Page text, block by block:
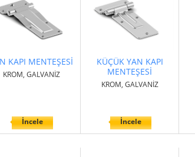
KAPI MENTEŞESİ
KROM, GALVANİZ
İncele
KÜÇÜK YAN KAPI
MENTEŞESİ
KROM, GALVANİZ
İncele